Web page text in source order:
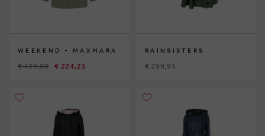
WEEKEND - MAXMARA
€ 439,00 € 224,25
RAINSISTERS
€ 299,95